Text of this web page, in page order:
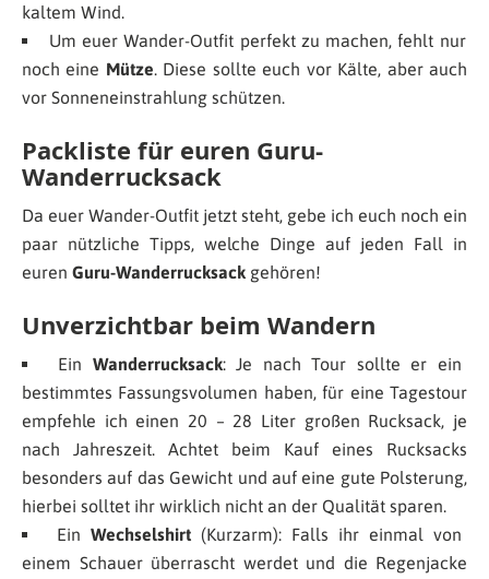
kaltem Wind.
Um euer Wander-Outfit perfekt zu machen, fehlt nur
noch eine Mütze. Diese sollte euch vor Kälte, aber auch
vor Sonneneinstrahlung schützen.
Packliste für euren Guru-
Wanderrucksack
Da euer Wander-Outfit jetzt steht, gebe ich euch noch ein
paar nützliche Tipps, welche Dinge auf jeden Fall in
euren Guru-Wanderrucksack gehören!
Unverzichtbar beim Wandern
Ein Wanderrucksack: Je nach Tour sollte er ein
bestimmtes Fassungsvolumen haben, für eine Tagestour
empfehle ich einen 20 – 28 Liter großen Rucksack, je
nach Jahreszeit. Achtet beim Kauf eines Rucksacks
besonders auf das Gewicht und auf eine gute Polsterung,
hierbei solltet ihr wirklich nicht an der Qualität sparen.
Ein Wechselshirt (Kurzarm): Falls ihr einmal von
einem Schauer überrascht werdet und die Regenjacke